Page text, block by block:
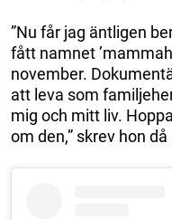
”Nu får jag äntligen
fått namnet
november.
att leva som
mig och mitt liv.
om den,” skrev hon då